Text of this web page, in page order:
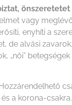
önszeretetet
vagy
enyhíti a
de alvási
„női” betegségek
a korona-csakra.